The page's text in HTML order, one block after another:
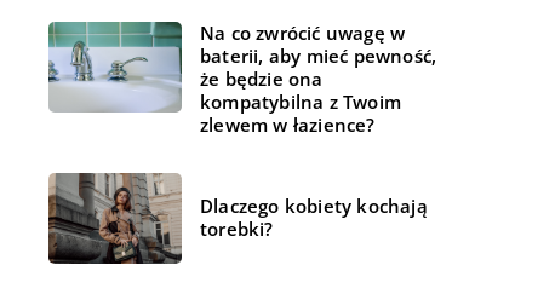
Na co zwrócić uwagę w
baterii, aby mieć pewność,
że będzie ona
kompatybilna z Twoim
zlewem w łazience?
Dlaczego kobiety kochają
torebki?